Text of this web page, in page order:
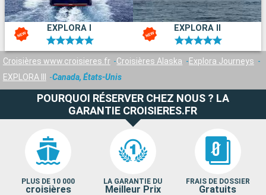
EXPLORA I EXPLORA II
Croisières www.croisieres.fr Croisières Alaska
Explora Journeys
EXPLORA III
Canada, États-Unis
POURQUOI RÉSERVER CHEZ NOUS ? LA
GARANTIE CROISIERES.FR
PLUS DE 10 000
croisières
LA GARANTIE DU
Meilleur Prix
FRAIS DE DOSSIER
Gratuits